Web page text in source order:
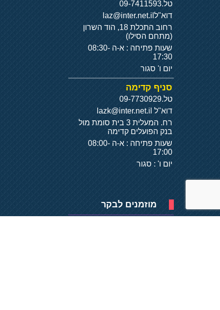
טל.09-7411593
דוא"ל laz@inter.net.il
רחוב התכלת 18, הוד השרון
(מתחם הסילו)
שעות פתיחה : א-ה 08:30-
17:30
יום ו' סגור
סניף קדימה
טל.09-7730929
דוא"ל
רח. המעלית 3 בית סומת מול
בנק הפועלים קדימה
שעות פתיחה : א-ה 08:00-
17:00
יום ו' : סגור
מוזמנים לבקר